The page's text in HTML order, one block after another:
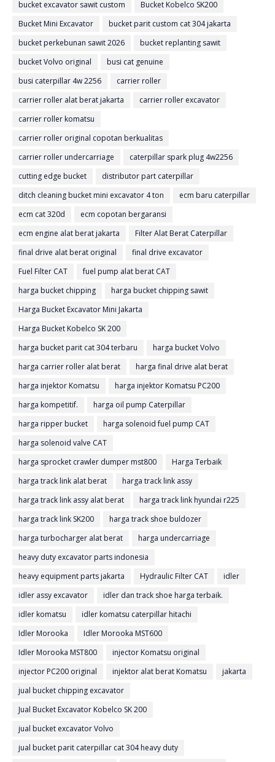
bucket excavator sawit custom
Bucket Kobelco SK200
Bucket Mini Excavator
bucket parit custom cat 304 jakarta
bucket perkebunan sawit 2026
bucket replanting sawit
bucket Volvo original
busi cat genuine
busi caterpillar 4w 2256
carrier roller
carrier roller alat berat jakarta
carrier roller excavator
carrier roller komatsu
carrier roller original copotan berkualitas
carrier roller undercarriage
caterpillar spark plug 4w2256
cutting edge bucket
distributor part caterpillar
ditch cleaning bucket mini excavator 4 ton
ecm baru caterpillar
ecm cat 320d
ecm copotan bergaransi
ecm engine alat berat jakarta
Filter Alat Berat Caterpillar
final drive alat berat original
final drive excavator
Fuel Filter CAT
fuel pump alat berat CAT
harga bucket chipping
harga bucket chipping sawit
Harga Bucket Excavator Mini Jakarta
Harga Bucket Kobelco SK 200
harga bucket parit cat 304 terbaru
harga bucket Volvo
harga carrier roller alat berat
harga final drive alat berat
harga injektor Komatsu
harga injektor Komatsu PC200
harga kompetitif.
harga oil pump Caterpillar
harga ripper bucket
harga solenoid fuel pump CAT
harga solenoid valve CAT
harga sprocket crawler dumper mst800
Harga Terbaik
harga track link alat berat
harga track link assy
harga track link assy alat berat
harga track link hyundai r225
harga track link SK200
harga track shoe buldozer
harga turbocharger alat berat
harga undercarriage
heavy duty excavator parts indonesia
heavy equipment parts jakarta
Hydraulic Filter CAT
idler
idler assy excavator
idler dan track shoe harga terbaik.
idler komatsu
idler komatsu caterpillar hitachi
Idler Morooka
Idler Morooka MST600
Idler Morooka MST800
injector Komatsu original
injector PC200 original
injektor alat berat Komatsu
jakarta
jual bucket chipping excavator
Jual Bucket Excavator Kobelco SK 200
jual bucket excavator Volvo
jual bucket parit caterpillar cat 304 heavy duty